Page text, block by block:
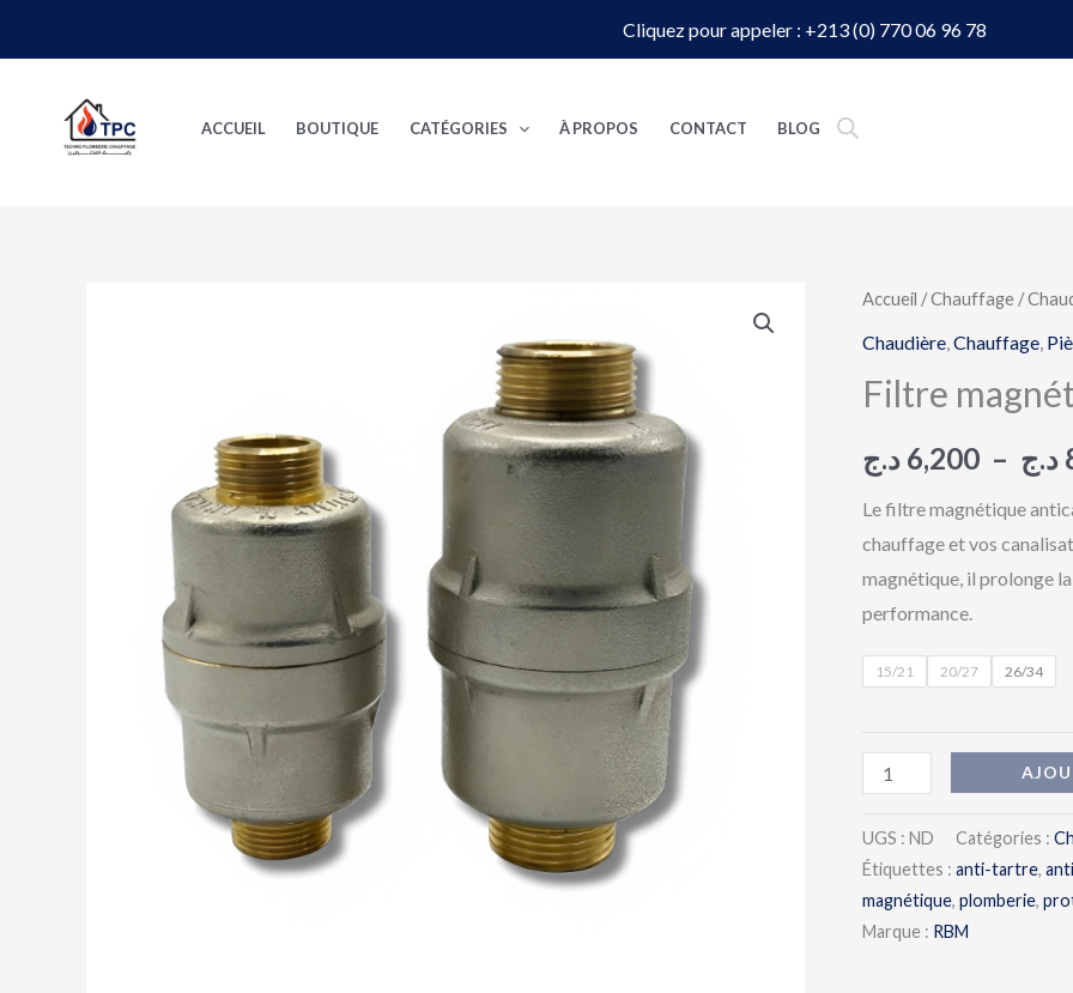
Cliquez pour appeler : +213 (0) 770 06 96 78
ACCUEIL BOUTIQUE CATÉGORIES À PROPOS CONTACT BLOG
Accueil /Chauffage /
Chaudière Chauffage
Filtre
6,200 د.ج – د.ج
Le filtre magnétique
chauffage et vos
magnétique, il prolonge
performance.
15/21 20/27 26/34
quantité
de
magnétique
RBM
UGS : ND Catégories :
Étiquettes : anti-tartre,
magnétique, plomberie,
Marque : RBM